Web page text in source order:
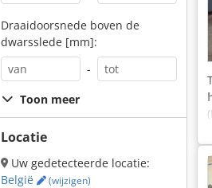
Draaidoorsnede boven de
dwarsslede [mm]:
-
Toon meer
Locatie
Uw gedetecteerde locatie:
België
(wijzigen)